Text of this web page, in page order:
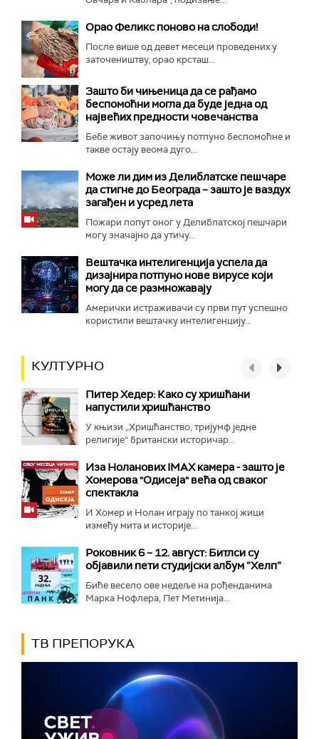
Орао Феликс поново на слободи!
После више од девет месеци проведених у
заточеништву, орао крсташ...
Зашто би чињеница да се рађамо
беспомоћни могла да буде једна од
највећих предности човечанства
Бебе живот започињу потпуно беспомоћне и
такве остају веома дуго...
Може ли дим из Делиблатске пешчаре
да стигне до Београда – зашто је ваздух
загађен и усред лета
Пожари попут оног у Делиблатској пешчари
могу значајно да утичу...
Вештачка интелигенција успела да
дизајнира потпуно нове вирусе који
могу да се размножавају
Амерички истраживачи су први пут успешно
користили вештачку интелигенцију...
КУЛТУРНО
Питер Хедер: Како су хришћани
напустили хришћанство
У књизи „Хришћанство, тријумф једне
религије“ британски историчар...
Иза Ноланових IMAX камера - зашто је
Хомерова "Одисеја" већа од сваког
спектакла
И Хомер и Нолан играју по танкој жици
између мита и историје...
Роковник 6 – 12. август: Битлси су
објавили пети студијски албум ”Хелп”
Биће весело ове недеље на рођенданима
Марка Нофлера, Пет Метинија...
ТВ ПРЕПОРУКА